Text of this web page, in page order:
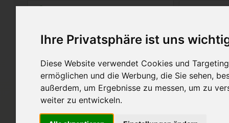
Ihre Privatsphäre ist uns
Diese Website verwendet Cookies und
ermöglichen und die Werbung, die Sie sehen,
außerdem, um Ergebnisse zu messen, um zu
weiter zu entwickeln.
Auf StudyAid.de verkaufen
Startseite Abitur und Hochschule
Kollektivarbeitsrecht
Ich biete die o.g.
Dabei soll die Lösung nicht